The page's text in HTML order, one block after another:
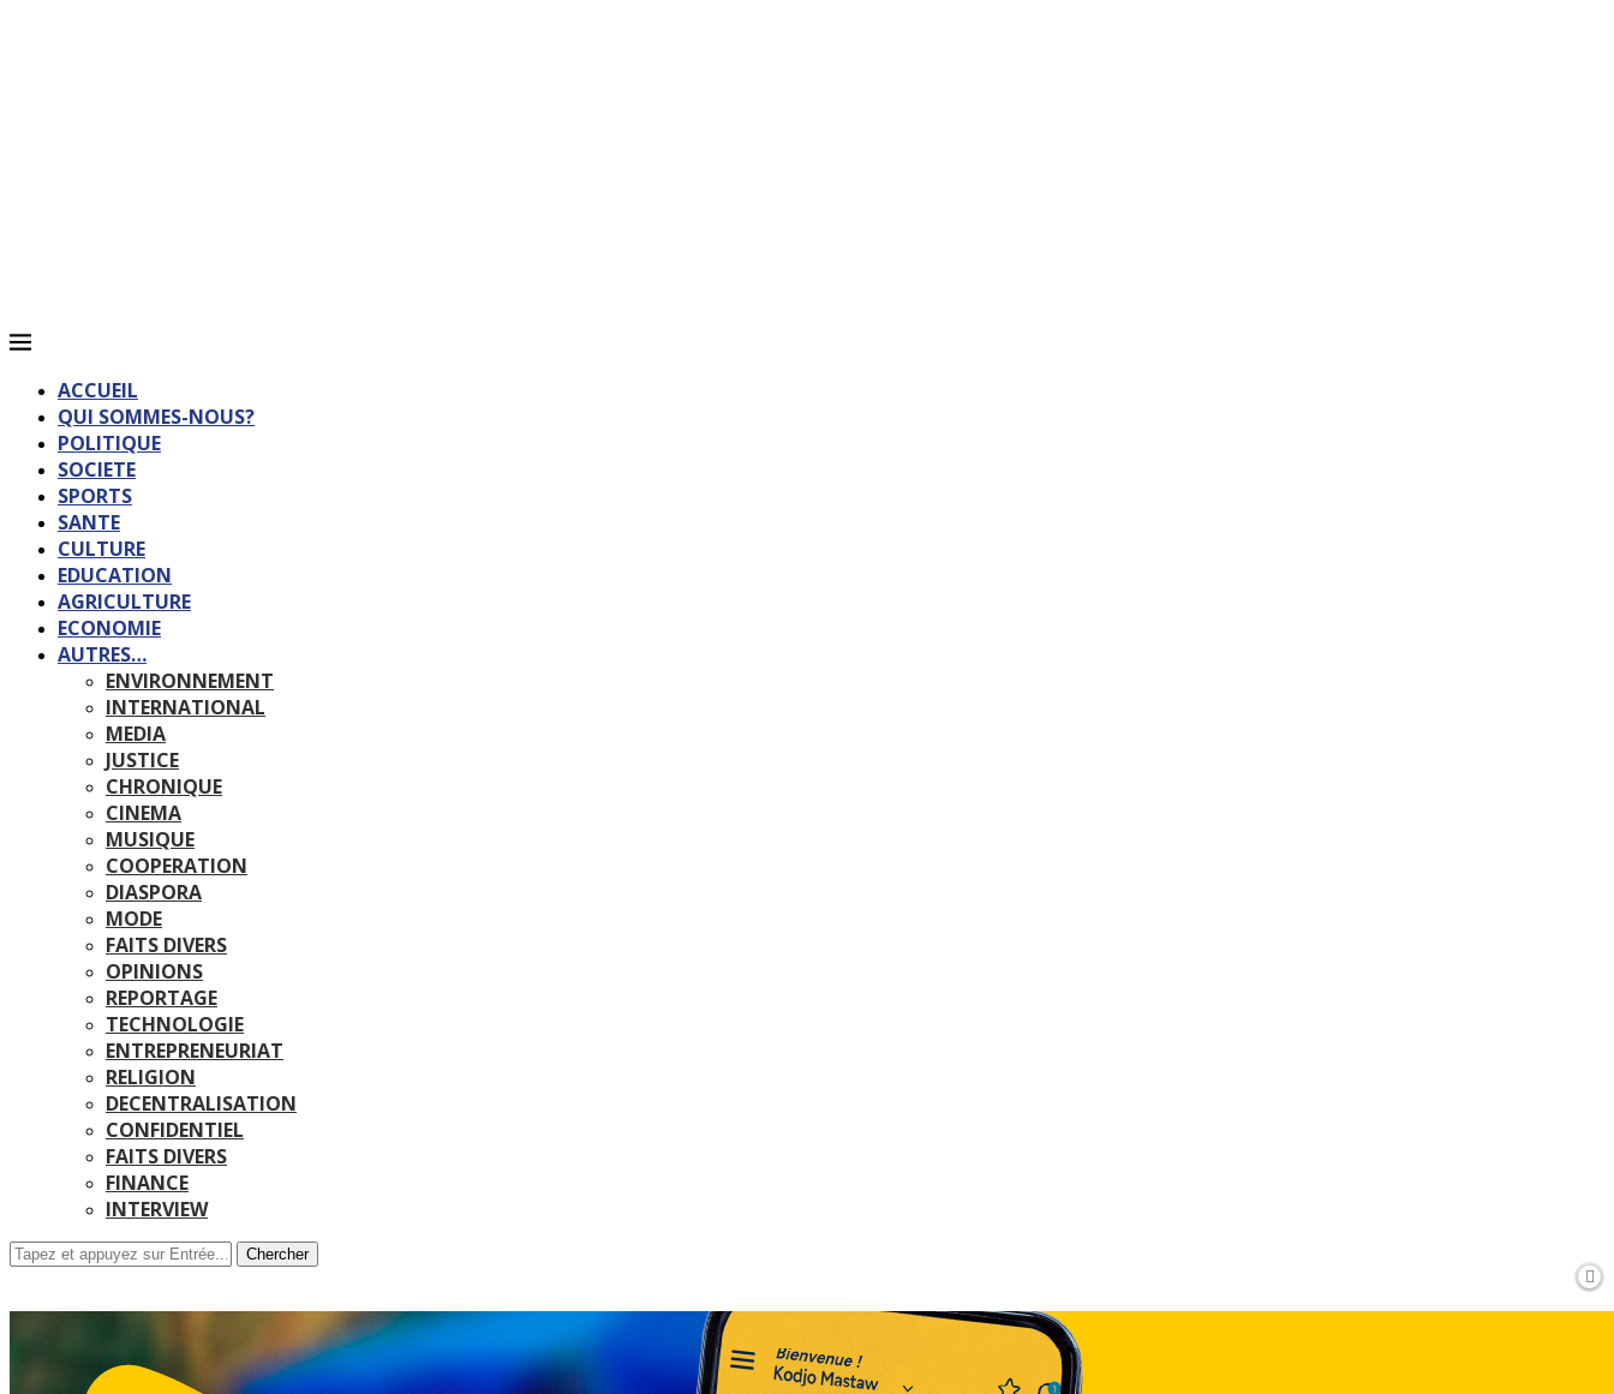
ACCUEIL
QUI SOMMES-NOUS?
POLITIQUE
SOCIETE
SPORTS
SANTE
CULTURE
EDUCATION
AGRICULTURE
ECONOMIE
AUTRES…
ENVIRONNEMENT
INTERNATIONAL
MEDIA
JUSTICE
CHRONIQUE
CINEMA
MUSIQUE
COOPERATION
DIASPORA
MODE
FAITS DIVERS
OPINIONS
REPORTAGE
TECHNOLOGIE
ENTREPRENEURIAT
RELIGION
DECENTRALISATION
CONFIDENTIEL
FAITS DIVERS
FINANCE
INTERVIEW
Chercher